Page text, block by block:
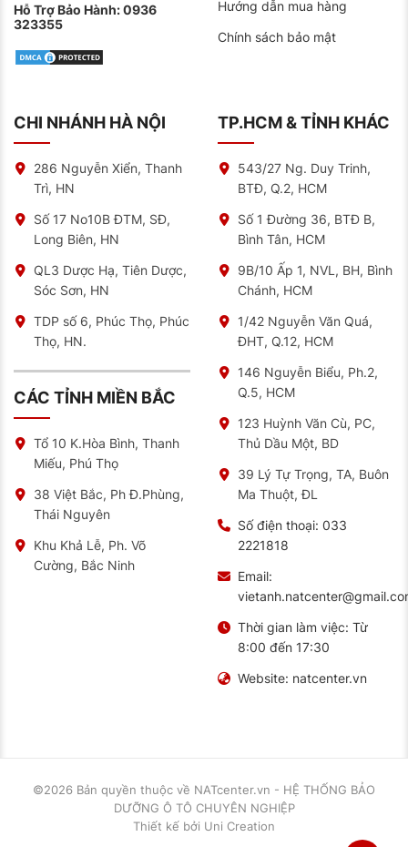
Hỗ Trợ Bảo Hành:0936
323355
Hướng dẫn mua hàng
Chính sách bảo mật
CHI NHÁNH HÀ NỘI
286 Nguyễn Xiển, Thanh
Trì, HN
Số 17 No10B ĐTM, SĐ,
Long Biên, HN
QL3 Dược Hạ, Tiên Dược,
Sóc Sơn, HN
TDP số 6, Phúc Thọ, Phúc
Thọ, HN.
CÁC TỈNH MIỀN BẮC
Tổ 10 K.Hòa Bình, Thanh
Miếu, Phú Thọ
38 Việt Bắc, Ph Đ.Phùng,
Thái Nguyên
Khu Khả Lễ, Ph. Võ
Cường, Bắc Ninh
TP.HCM & TỈNH KHÁC
543/27 Ng. Duy Trinh,
BTĐ, Q.2, HCM
Số 1 Đường 36, BTĐ B,
Bình Tân, HCM
9B/10 Ấp 1, NVL, BH, Bình
Chánh, HCM
1/42 Nguyễn Văn Quá,
ĐHT, Q.12, HCM
146 Nguyễn Biểu, Ph.2,
Q.5, HCM
123 Huỳnh Văn Cù, PC,
Thủ Dầu Một, BD
39 Lý Tự Trọng, TA, Buôn
Ma Thuột, ĐL
Số điện thoại: 033
2221818
Email:
Thời gian làm việc: Từ
8:00 đến 17:30
Website: natcenter.vn
©2026 Bản quyền thuộc về NATcenter.vn - HỆ THỐNG BẢO
DƯỠNG Ô TÔ CHUYÊN NGHIỆP
Thiết kế bởi Uni Creation